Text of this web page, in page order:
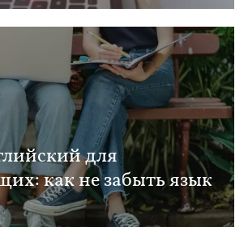
для
как не забыть язык